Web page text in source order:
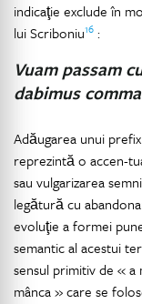
indicaţie exclude în
lui Scriboniu16 :
Vuam passam
dabimus
Adăugarea unui
reprezintă o accen-
sau vulgarizarea
legătură cu
evoluţie a formei
semantic al acestui
sensul primitiv de « a
mânca » care se